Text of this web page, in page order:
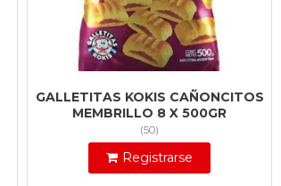
GALLETITAS KOKIS CAÑONCITOS
MEMBRILLO 8 X 500GR
(50)
Registrarse